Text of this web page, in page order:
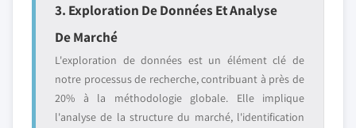
3. Exploration De Données Et Analyse
De Marché
L'exploration de données est un élément clé de
notre processus de recherche, contribuant à près de
20% à la méthodologie globale. Elle implique
l'analyse de la structure du marché, l'identification